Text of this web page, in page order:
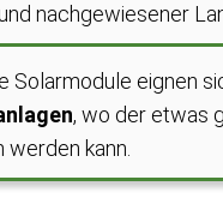
nachgewiesener
Solarmodule eignen
, wo der etwas
kann.